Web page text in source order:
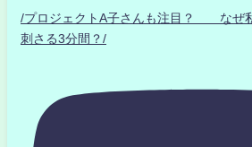
/プロジェクトA子さんも注目？ なぜ
刺さる3分間？/